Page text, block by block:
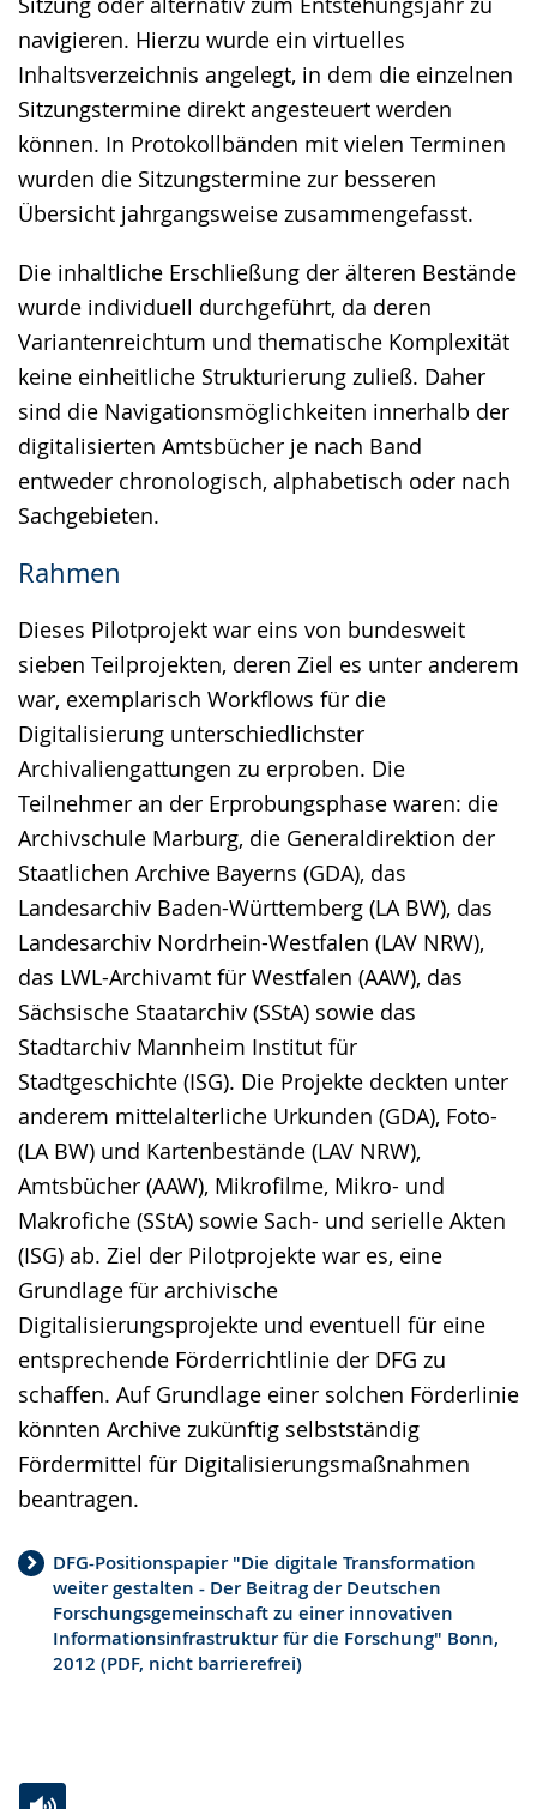
navigieren. Hierzu wurde ein virtuelles
Inhaltsverzeichnis angelegt, in dem die einzelnen
Sitzungstermine direkt angesteuert werden
können. In Protokollbänden mit vielen Terminen
wurden die Sitzungstermine zur besseren
Übersicht jahrgangsweise zusammengefasst.
Die inhaltliche Erschließung der älteren Bestände
wurde individuell durchgeführt, da deren
Variantenreichtum und thematische Komplexität
keine einheitliche Strukturierung zuließ. Daher
sind die Navigationsmöglichkeiten innerhalb der
digitalisierten Amtsbücher je nach Band
entweder chronologisch, alphabetisch oder nach
Sachgebieten.
Rahmen
Dieses Pilotprojekt war eins von bundesweit
sieben Teilprojekten, deren Ziel es unter anderem
war, exemplarisch Workflows für die
Digitalisierung unterschiedlichster
Archivaliengattungen zu erproben. Die
Teilnehmer an der Erprobungsphase waren: die
Archivschule Marburg, die Generaldirektion der
Staatlichen Archive Bayerns (GDA), das
Landesarchiv Baden-Württemberg (LA BW), das
Landesarchiv Nordrhein-Westfalen (LAV NRW),
das LWL-Archivamt für Westfalen (AAW), das
Sächsische Staatarchiv (SStA) sowie das
Stadtarchiv Mannheim Institut für
Stadtgeschichte (ISG). Die Projekte deckten unter
anderem mittelalterliche Urkunden (GDA), Foto-
(LA BW) und Kartenbestände (LAV NRW),
Amtsbücher (AAW), Mikrofilme, Mikro- und
Makrofiche (SStA) sowie Sach- und serielle Akten
(ISG) ab. Ziel der Pilotprojekte war es, eine
Grundlage für archivische
Digitalisierungsprojekte und eventuell für eine
entsprechende Förderrichtlinie der DFG zu
schaffen. Auf Grundlage einer solchen Förderlinie
könnten Archive zukünftig selbstständig
Fördermittel für Digitalisierungsmaßnahmen
beantragen.
DFG-Positionspapier "Die digitale Transformation
weiter gestalten - Der Beitrag der Deutschen
Forschungsgemeinschaft zu einer innovativen
Informationsinfrastruktur für die Forschung" Bonn,
2012 (PDF, nicht barrierefrei)